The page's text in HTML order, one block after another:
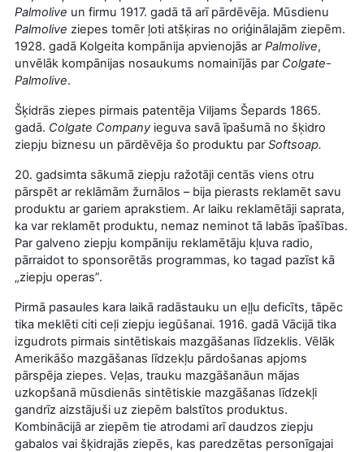
Palmolive un firmu 1917. gadā tā arī pārdēvēja. Mūsdienu
Palmolive ziepes tomēr ļoti atšķiras no oriģinālajām ziepēm.
1928. gadā Kolgeita kompānija apvienojās arPalmolive,
unvēlāk kompānijas nosaukums nomainījās par Colgate-
Palmolive.
Šķidrās ziepes pirmais patentēja Viljams Šepards 1865.
gadā. Colgate Company ieguva savā īpašumā no šķidro
ziepju biznesu un pārdēvēja šo produktu parSoftsoap.
20. gadsimta sākumā ziepju ražotāji centās viens otru
pārspēt ar reklāmām žurnālos – bija pierasts reklamēt savu
produktu ar gariem aprakstiem. Ar laiku reklamētāji saprata,
ka var reklamēt produktu, nemaz neminot tā labās īpašības.
Par galveno ziepju kompāniju reklamētāju kļuva radio,
pārraidot to sponsorētās programmas, ko tagad pazīst kā
„ziepju operas”.
Pirmā pasaules kara laikā radāstauku un eļļu deficīts, tāpēc
tika meklēti citi ceļi ziepju iegūšanai. 1916. gadā Vācijā tika
izgudrots pirmais sintētiskais mazgāšanas līdzeklis. Vēlāk
Amerikāšo mazgāšanas līdzekļu pārdošanas apjoms
pārspēja ziepes. Veļas, trauku mazgāšanāun mājas
uzkopšanā mūsdienās sintētiskie mazgāšanas līdzekļi
gandrīz aizstājuši uz ziepēm balstītos produktus.
Kombinācijā ar ziepēm tie atrodami arī daudzos ziepju
gabalos vai šķidrajās ziepēs, kas paredzētas personīgajai